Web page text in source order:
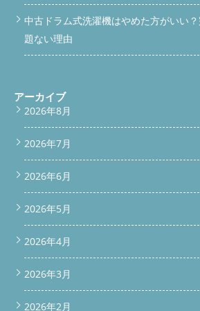
ますか？ → フィルターなど表面の掃除はで
ビや埃は分解しないと取れません。 Q. 臭
いい？ → 臭いはカビ・雑菌のサインです。
上がりにも悪影響が出るので早めの対応を
お問い合わせください。 まとめ：乾燥を使
対策”が必要です 今回のように「乾燥をあ
いう方ほど、洗濯機の中は湿気がこもりや
洗濯機にとって大きな負担です。 ぜひ定期
ングで、洗濯機を長持ちさせましょう。
当店は、埼玉県入間市を拠点にした「ドラ
ーニング専門店」です。 店舗名：便利屋
越市・鶴ヶ島市・坂戸市・青梅市・瑞穂町
福生市・東京都全域・神奈川県・群馬県
グ・点検・メンテナンスのご相談はお気軽
100%; background-color: #00C73C; /* 緑色
10px; text-align: center; z-index: 9999;
rgba(0,0,0,0.2); transition: top 0.3s ease; }
SHARP ES-W114で乾燥不良が起きやすい
ぐ埃がたまる 定期的な分解清掃をしないと
相談 放置するとどうなる？ モーターに負
時間がどんどん長くなる 電気代が増える
清掃なら便利屋BUZZにお任せ！ 「分解な
い！」という方は、プロにお任せください
SHARP ES-W114をはじめ、年間500台以上
090-3444-6331
katsu.294019@gmail.com
LINEで簡単
ップ よくある質問（Q&A） Q：掃除しても
性が高いです。分解が必要です。 Q：市販
直りますか？A：表面の汚れは落ちますが
ありません。分解清掃が必要です。 Q：ど
すればいいですか？A：1年に1回のプロに
す。フィルターは週1〜毎回清掃を。 Q：
いいの？A：乾燥機能だけの不調なら清掃
中古ドラム式洗濯機はやめた方がいい
題ない理由
アーカイブ
2026年8月
2026年7月
2026年6月
2026年5月
2026年4月
2026年3月
2026年2月